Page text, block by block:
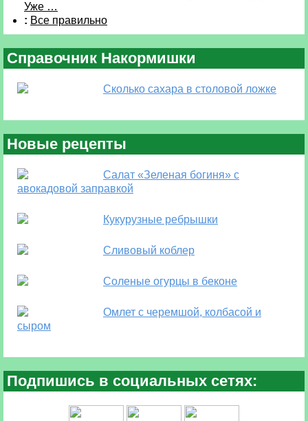
Уже …
: Все правильно
Справочник Накормишки
Сколько сахара в столовой ложке
Новые рецепты
Салат «Зеленая богиня» с
авокадовой заправкой
Кукурузные ребрышки
Сливовый коблер
Соленые огурцы в беконе
Омлет с черемшой, колбасой и
сыром
Подпишись в социальных сетях: